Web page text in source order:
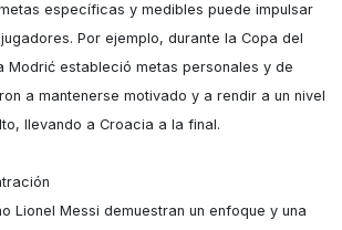
específicas y medibles puede impulsar
Por ejemplo, durante la Copa del
Modrić estableció metas personales y de
a mantenerse motivado y a rendir a un nivel
llevando a Croacia a la final.
Lionel Messi demuestran un enfoque y una